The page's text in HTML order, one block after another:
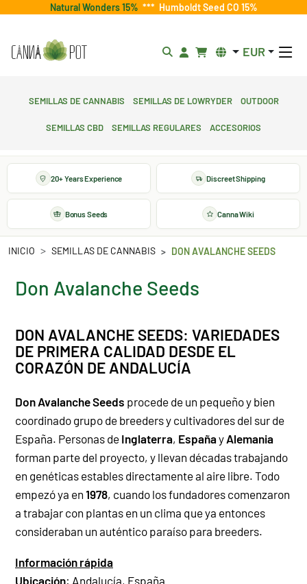
Natural Wonders 15% *** Humboldt Seed CO 15%
EUR
Semillas de cannabis Semillas de lowryder Outdoor
Semillas CBD Semillas regulares Accesorios
20+ Years Experience Discreet Shipping
Bonus Seeds Canna Wiki
INICIO SEMILLAS DE CANNABIS DON AVALANCHE SEEDS
Don Avalanche Seeds
DON AVALANCHE SEEDS: VARIEDADES
DE PRIMERA CALIDAD DESDE EL
CORAZÓN DE ANDALUCÍA
Don Avalanche Seeds procede de un pequeño y bien
coordinado grupo de breeders y cultivadores del sur de
España. Personas de Inglaterra, Españay Alemania
forman parte del proyecto, y llevan décadas trabajando
en genéticas estables directamente al aire libre. Todo
empezó ya en 1978, cuando los fundadores comenzaron
a trabajar con plantas en un clima que ya entonces
consideraban un auténtico paraíso para breeders.
Información rápida
Ubicación: Andalucía, España